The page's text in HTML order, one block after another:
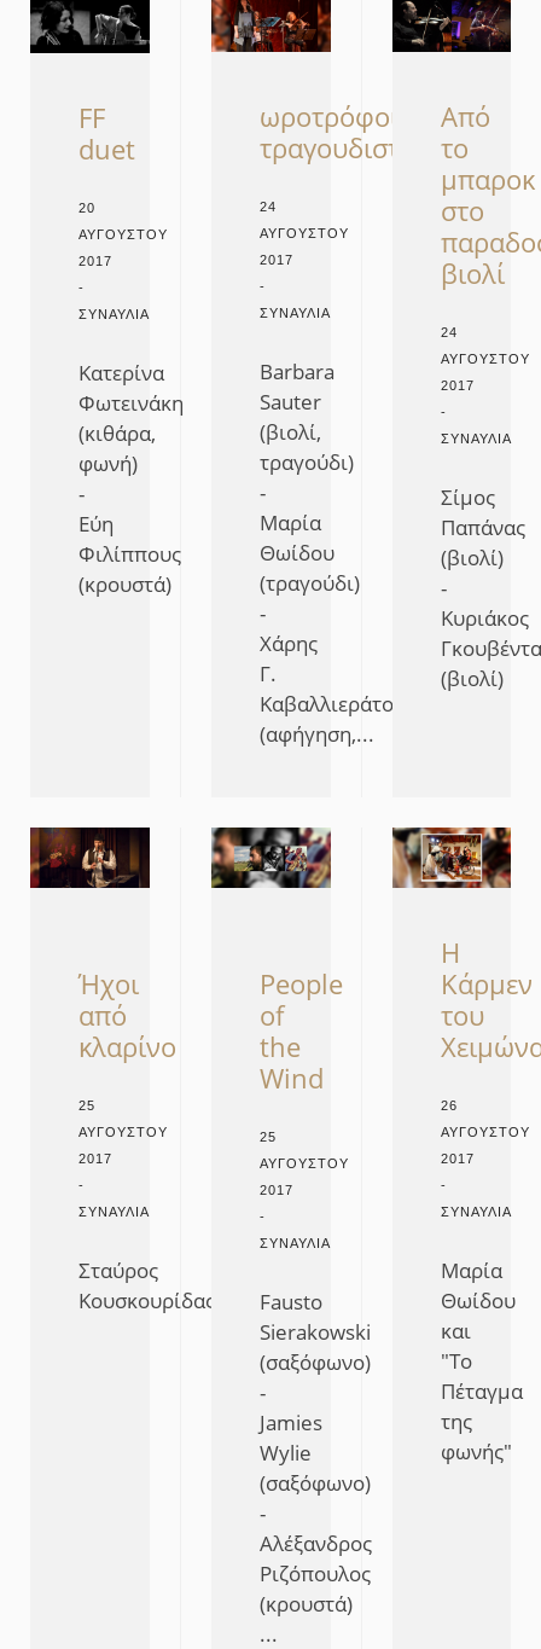
FF
duet
20
ΑΥΓΟΎΣΤΟΥ
2017
-
ΣΥΝΑΥΛΊΑ
Κατερίνα
Φωτεινάκη
(κιθάρα,
φωνή)
-
Εύη
Φιλίππους
(κρουστά)
ωροτρόφοι
τραγουδιστές
24
ΑΥΓΟΎΣΤΟΥ
2017
-
ΣΥΝΑΥΛΊΑ
Barbara
Sauter
(βιολί,
τραγούδι)
-
Μαρία
Θωίδου
(τραγούδι)
-
Χάρης
Γ.
Καβαλλιεράτος
(αφήγηση,...
Από
το
μπαροκ
στο
βιολί​
24
ΑΥΓΟΎΣΤΟΥ
2017
-
ΣΥΝΑΥΛΊΑ
Σίμος
Παπάνας
(βιολί)
-
Κυριάκος
(βιολί)
Ήχοι
από
κλαρίνo
25
ΑΥΓΟΎΣΤΟΥ
2017
-
ΣΥΝΑΥΛΊΑ
Σταύρος
Κουσκουρίδας
People
of
the
Wind
25
ΑΥΓΟΎΣΤΟΥ
2017
-
ΣΥΝΑΥΛΊΑ
Fausto
Sierakowski
(σαξόφωνο)
-
Jamies
Wylie
(σαξόφωνο)
-
Αλέξανδρος
Ριζόπουλος
(κρουστά)
...
Η
Κάρμεν
του
26
ΑΥΓΟΎΣΤΟΥ
2017
-
ΣΥΝΑΥΛΊΑ
Μαρία
Θωίδου
και
"Το
Πέταγμα
της
φωνής"